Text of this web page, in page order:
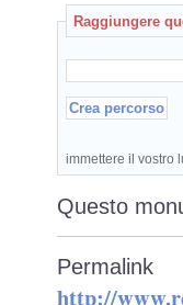
Raggiungere
immettere il vostro
Questo
http://